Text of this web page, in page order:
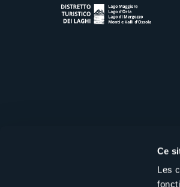
Ce
Les